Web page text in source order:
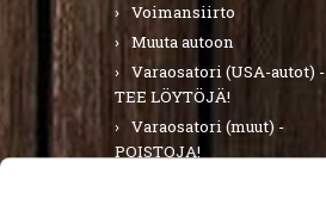
Voimansiirto
Muuta autoon
Varaosatori (USA-autot) -
TEE LÖYTÖJÄ!
Varaosatori (muut) -
POISTOJA!